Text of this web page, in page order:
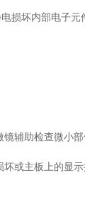
损坏内部电子元
辅助检查微小部
或主板上的显示